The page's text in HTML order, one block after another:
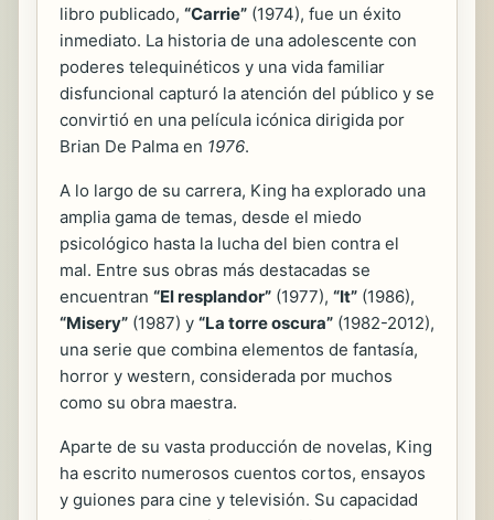
libro publicado, “Carrie” (1974), fue un éxito
inmediato. La historia de una adolescente con
poderes telequinéticos y una vida familiar
disfuncional capturó la atención del público y se
convirtió en una película icónica dirigida por
Brian De Palma en 1976.
A lo largo de su carrera, King ha explorado una
amplia gama de temas, desde el miedo
psicológico hasta la lucha del bien contra el
mal. Entre sus obras más destacadas se
encuentran “El resplandor” (1977), “It” (1986),
“Misery” (1987) y “La torre oscura” (1982-2012),
una serie que combina elementos de fantasía,
horror y western, considerada por muchos
como su obra maestra.
Aparte de su vasta producción de novelas, King
ha escrito numerosos cuentos cortos, ensayos
y guiones para cine y televisión. Su capacidad